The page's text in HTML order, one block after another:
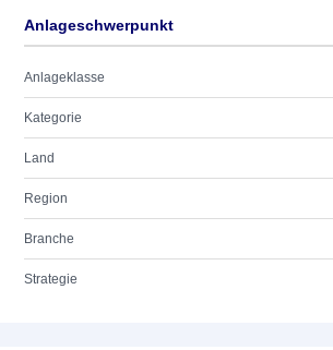
Anlageschwerpunkt
Anlageklasse
Kategorie
Land
Region
Branche
Strategie